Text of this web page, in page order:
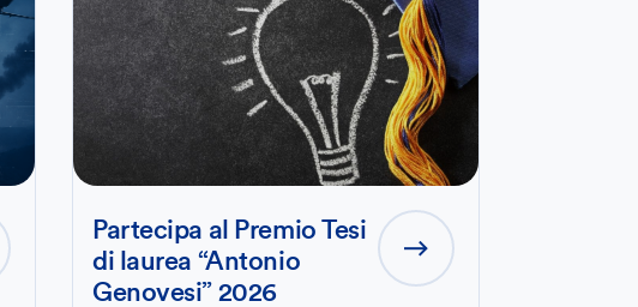
Partecipa al Premio Tesi
di laurea “Antonio
Genovesi” 2026